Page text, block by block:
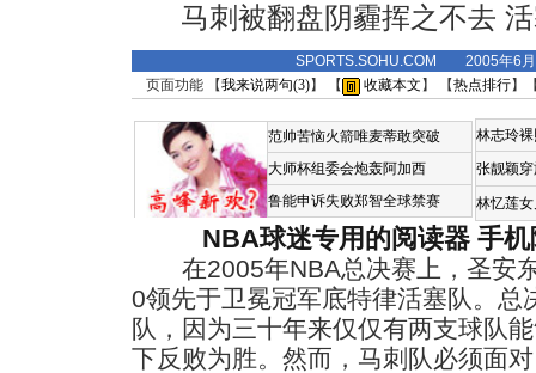
马刺被翻盘阴霾挥之不去
SPORTS.SOHU.COM 2005年6
页面功能 【我来说两句(3)】 【 收藏本文 】 【热点排行】
范帅苦恼火箭唯麦蒂敢突破
大师杯组委会炮轰阿加西
鲁能申诉失败郑智全球禁赛
林志玲
张靓颖
林忆莲
NBA球迷专用的阅读器 手
在2005年NBA总决赛上，圣安
0领先于卫冕冠军底特律活塞队。总
队，因为三十年来仅仅有两支球队
下反败为胜。然而，马刺队必须面